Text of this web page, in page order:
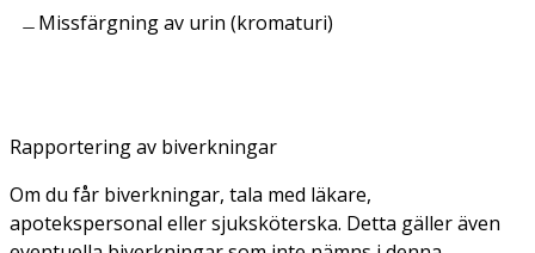
Missfärgning av urin (kromaturi)
Rapportering av biverkningar
Om du får biverkningar, tala med läkare,
apotekspersonal eller sjuksköterska. Detta gäller även